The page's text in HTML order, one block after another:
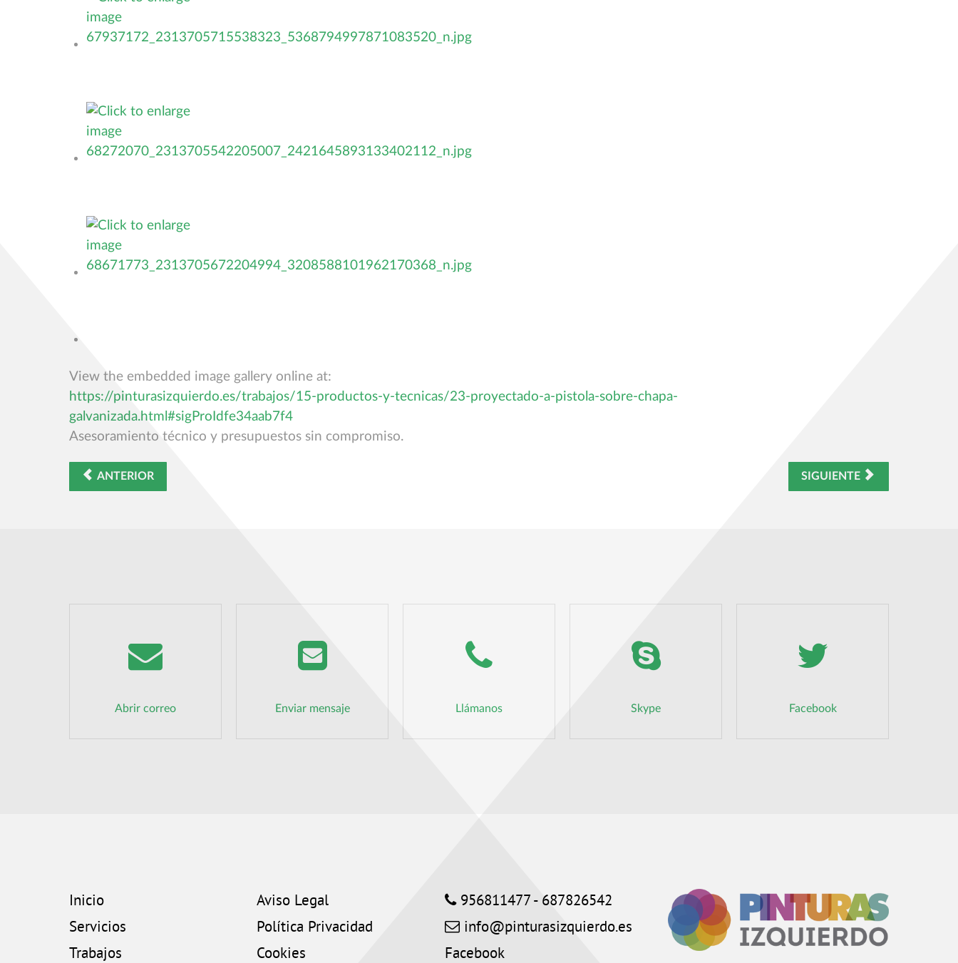
View the embedded image gallery online at:
https://pinturasizquierdo.es/trabajos/15-productos-y-tecnicas/23-proyectado-a-pistola-sobre-chapa-
galvanizada.html#sigProIdfe34aab7f4
Asesoramiento técnico y presupuestos sin compromiso.
ANTERIOR SIGUIENTE
Abrir correo Enviar mensaje Llámanos Skype Facebook
Inicio
Servicios
Trabajos
Aviso Legal
Política Privacidad
Cookies
956811477 - 687826542
info@pinturasizquierdo.es
Facebook